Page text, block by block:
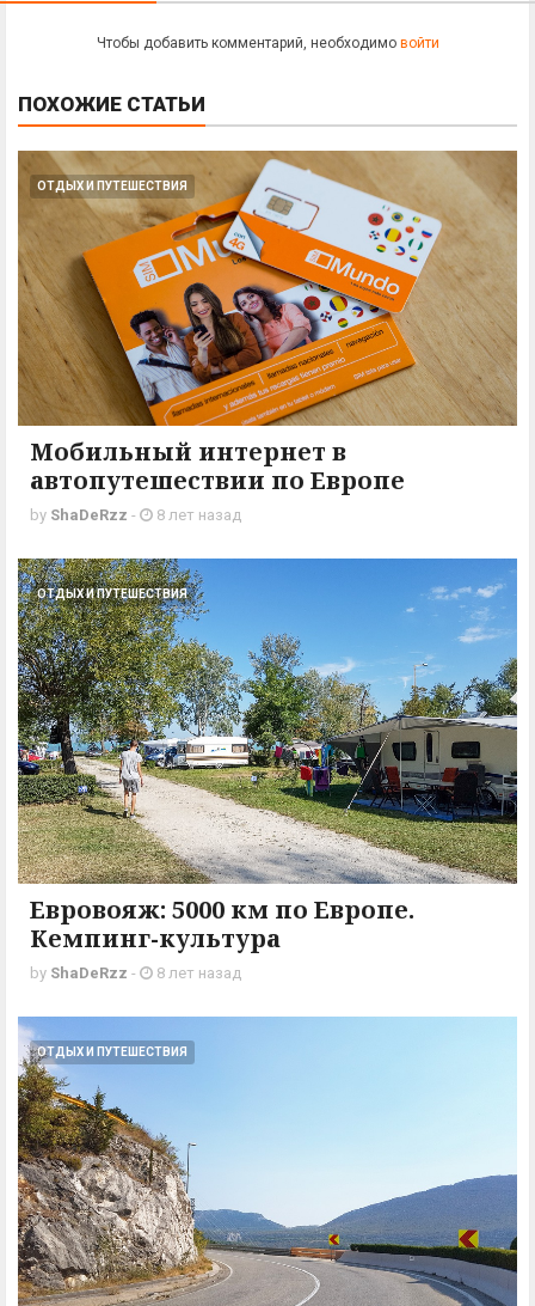
Чтобы добавить комментарий, необходимо войти
ПОХОЖИЕ СТАТЬИ
ОТДЫХ И ПУТЕШЕСТВИЯ
Мобильный интернет в
автопутешествии по Европе
by ShaDeRzz - 8 лет назад
ОТДЫХ И ПУТЕШЕСТВИЯ
Евровояж: 5000 км по Европе.
Кемпинг-культура
by ShaDeRzz - 8 лет назад
ОТДЫХ И ПУТЕШЕСТВИЯ